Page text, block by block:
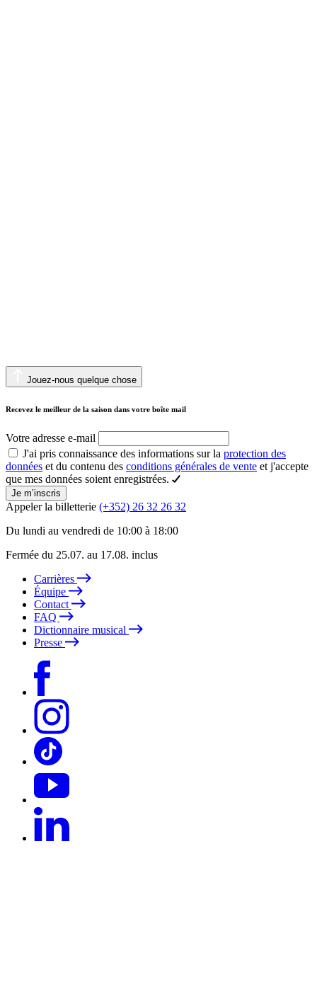
Jouez-nous quelque chose
Recevez le meilleur de la saison dans votre boîte mail
Votre adresse e-mail
J'ai pris connaissance des informations sur la protection des
données et du contenu des conditions générales de vente et j'accepte
que mes données soient enregistrées.
Je m’inscris
Appeler la billetterie (+352) 26 32 26 32
Du lundi au vendredi de 10:00 à 18:00
Fermée du 25.07. au 17.08. inclus
Carrières
Équipe
Contact
FAQ
Dictionnaire musical
Presse